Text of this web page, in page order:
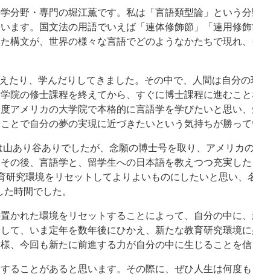
分野・専門の堀江薫です。私は「言語類型論」という
ます。国文法の用語でいえば「連体修飾節」「連用修
構文が、世界の様々な言語でどのようなかたちで現れ
たり、学んだりしてきました。その中で、人間は自分
院の修士課程を終えてから、すぐに博士課程に進むこ
アメリカの大学院で本格的に言語学を学びたいと思い
とで自分の夢の実現に近づきたいという気持ちが勝って
あり谷ありでしたが、念願の博士号を取り、アメリカ
の後、言語学と、留学生への日本語を教えつつ充実し
究環境をリセットしてよりよいものにしたいと思い
時間でした。
かれた環境をリセットすることによって、自分の中に
て、いま定年を数年後にひかえ、新たな教育研究環境
、今回も新たに前進する力が自分の中に生じることを信
ることがあると思います。その際に、ぜひ人生は何度